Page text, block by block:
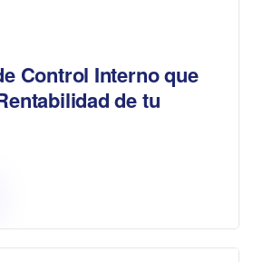
Control Interno que
de tu